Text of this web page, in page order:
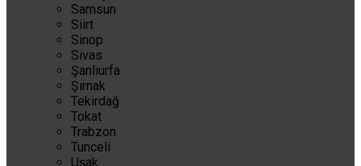
Samsun
Siirt
Sinop
Sivas
Şanlıurfa
Şırnak
Tekirdağ
Tokat
Trabzon
Tunceli
Uşak